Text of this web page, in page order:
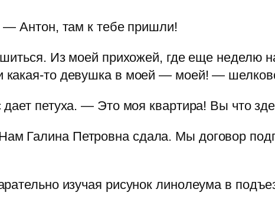
Антон, там к тебе пришли!
Из моей прихожей, где еще неделю
то девушка в моей — моей! —
петуха. — Это моя квартира! Вы что
Галина Петровна сдала. Мы договор
изучая рисунок линолеума в